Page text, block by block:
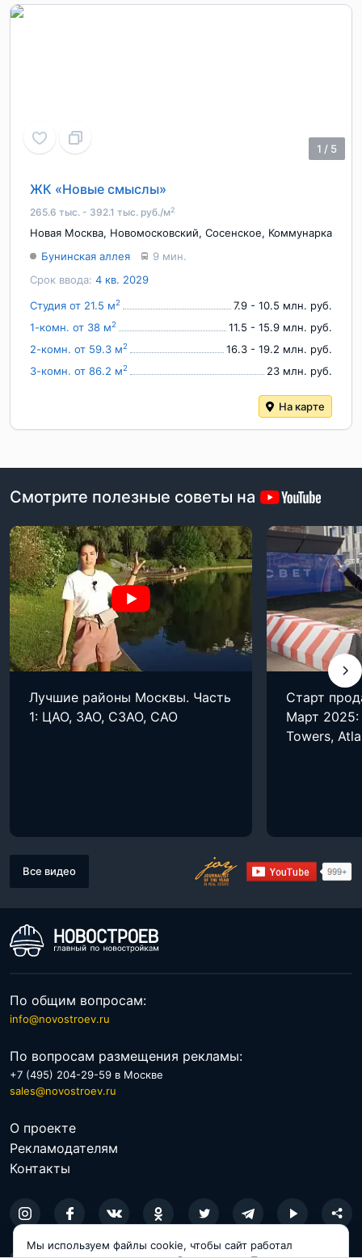
1 / 5
ЖК «Новые смыслы»
265.6 тыс. - 392.1 тыс. руб./м2
Новая Москва, Новомосковский, Сосенское, Коммунарка
Срок ввода: 4 кв. 2029
Бунинская аллея 9 мин.
Студия от 21.5 м2
7.9 - 10.5 млн. руб.
1-комн. от 38 м2
11.5 - 15.9 млн. руб.
2-комн. от 59.3 м2
16.3 - 19.2 млн. руб.
3-комн. от 86.2 м2 23 млн. руб.
На карте
Смотрите полезные советы на
Лучшие районы Москвы. Часть
1: ЦАО, ЗАО, СЗАО, САО
Старт
Март
Towers,
Все видео
По общим вопросам:
info@novostroev.ru
По вопросам размещения рекламы:
+7 (495) 204-29-59 в Москве
sales@novostroev.ru
О проекте
Рекламодателям
Контакты
Мы используем файлы cookie, чтобы сайт работал